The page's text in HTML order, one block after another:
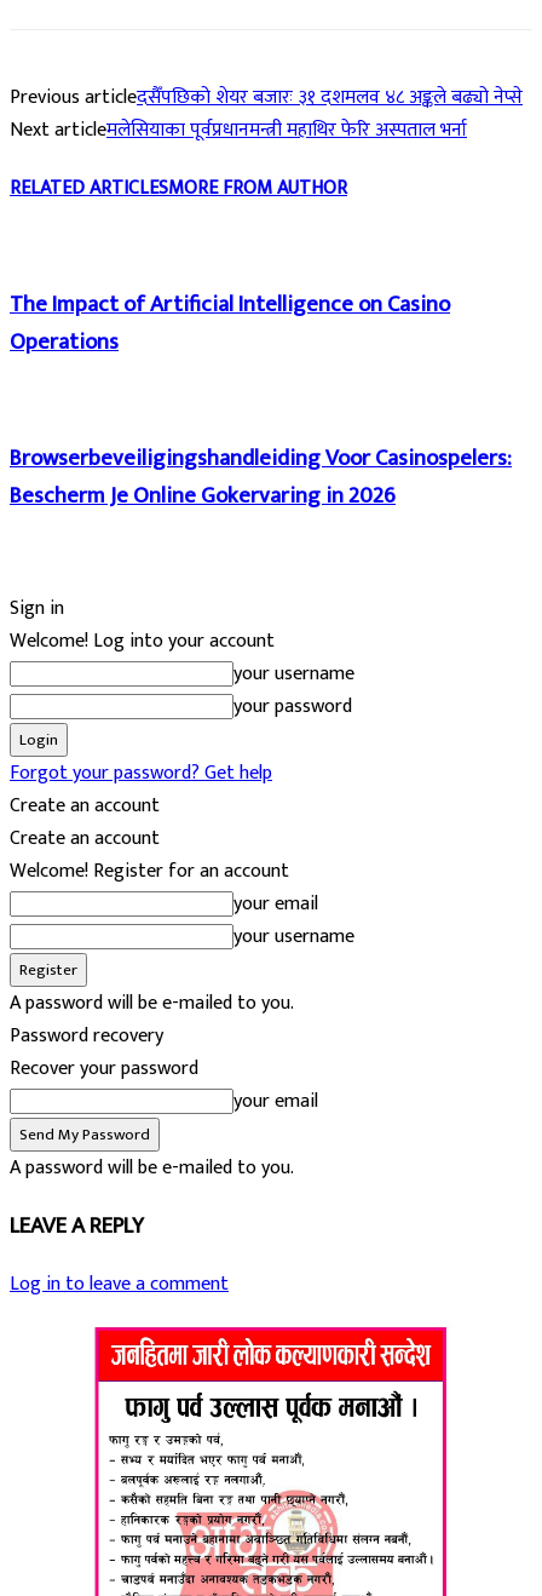
Previous articleदसैँपछिको शेयर बजारः ३१ दशमलव ४८ अङ्कले बढ्यो नेप्से
Next articleमलेसियाका पूर्वप्रधानमन्त्री महाथिर फेरि अस्पताल भर्ना
RELATED ARTICLESMORE FROM AUTHOR
The Impact of Artificial Intelligence on Casino
Operations
Browserbeveiligingshandleiding Voor Casinospelers:
Bescherm Je Online Gokervaring in 2026
Sign in
Welcome! Log into your account
your username
your password
Forgot your password? Get help
Create an account
Create an account
Welcome! Register for an account
your email
your username
A password will be e-mailed to you.
Password recovery
Recover your password
your email
A password will be e-mailed to you.
LEAVE A REPLY
Log in to leave a comment